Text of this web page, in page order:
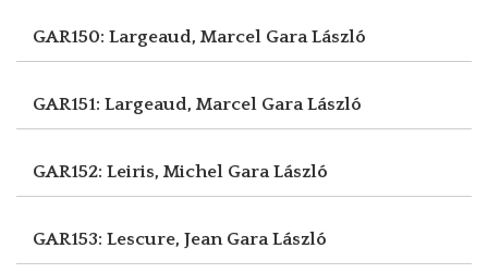
GAR150: Largeaud, Marcel Gara László
GAR151: Largeaud, Marcel Gara László
GAR152: Leiris, Michel Gara László
GAR153: Lescure, Jean Gara László